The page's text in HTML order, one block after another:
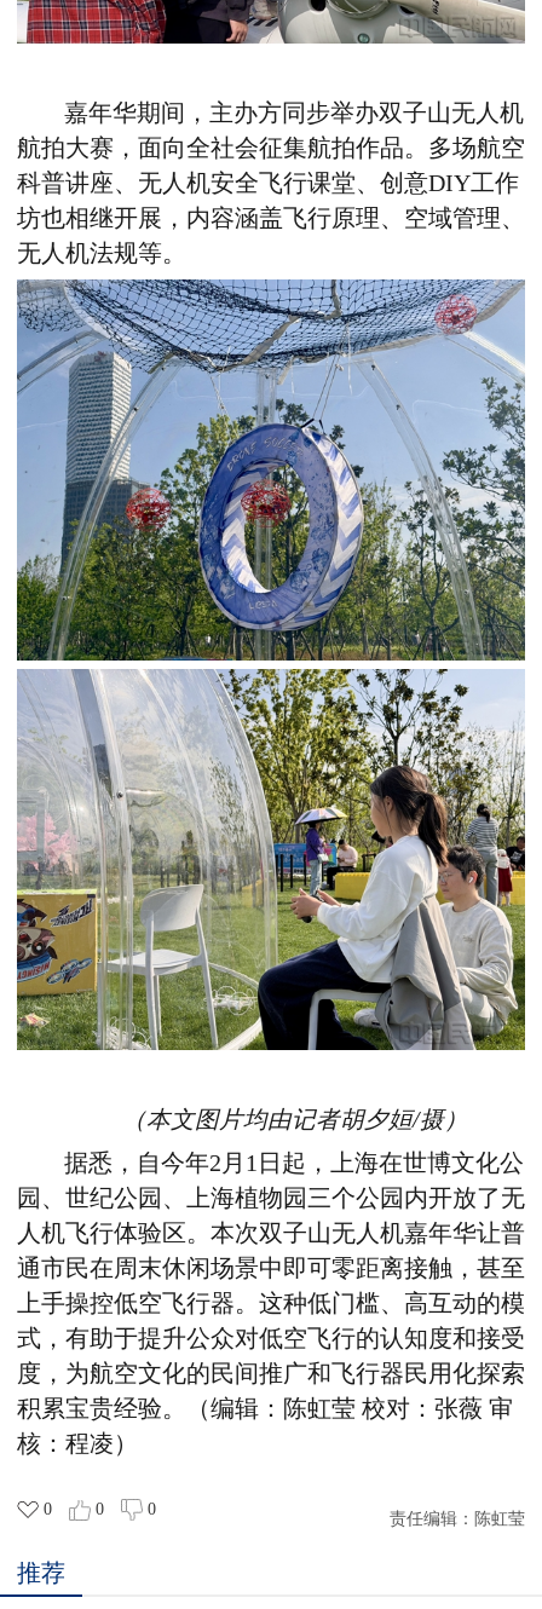
嘉年华期间，主办方同步举办双子山无人机
航拍大赛，面向全社会征集航拍作品。多场航空
科普讲座、无人机安全飞行课堂、创意DIY工作
坊也相继开展，内容涵盖飞行原理、空域管理、
无人机法规等。
（本文图片均由记者胡夕姮/摄）
据悉，自今年2 月 1 日起，上海在世博文化公
园、世纪公园、上海植物园三个公园内开放了无
人机飞行体验区。本次双子山无人机嘉年华让普
通市民在周末休闲场景中即可零距离接触，甚至
上手操控低空飞行器。这种低门槛、高互动的模
式，有助于提升公众对低空飞行的认知度和接受
度，为航空文化的民间推广和飞行器民用化探索
积累宝贵经验。（编辑：陈虹莹 校对：张薇 审
核：程凌）
0 0 0
责任编辑： 陈虹莹
推荐